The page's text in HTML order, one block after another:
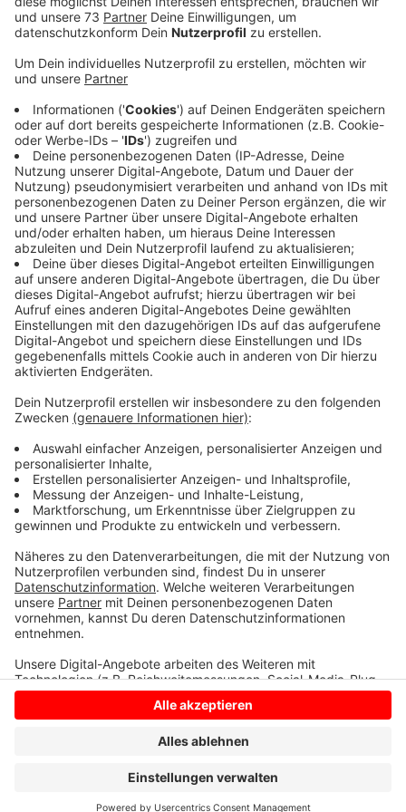
Viele Sportveine haben schon profitiert
Anzeige
Alte Clubheime, in die Jahre gekommene Tennisplätze
oder fehlende Tribünen. Bei vielen Sportvereinen in
NRW fehlt es an Geld für nötige Bau- und
Sanierungsmaßnahmen und die Kommunen können
auch nur bedingt helfen. Deshalb hat die
Landesregierung das Förderprogramm "Moderne
Sportstätte 2022" aufgelegt. Eine ganze Reihe von
Sportvereinen hier im Kreis Borken haben schon
Zuschüsse daraus bekommen. Nun gibt es vier weitere
Förderbescheide: Für den SC Reken, den Reitverein
Reken, den Tennisclub Reken und den Sportverein
Illerhusen. Sie erhalten insgesamt rund 270.000 Euro.
Das hat die Staatskanzlei NRW jetzt mitgeteilt.
Anzeige